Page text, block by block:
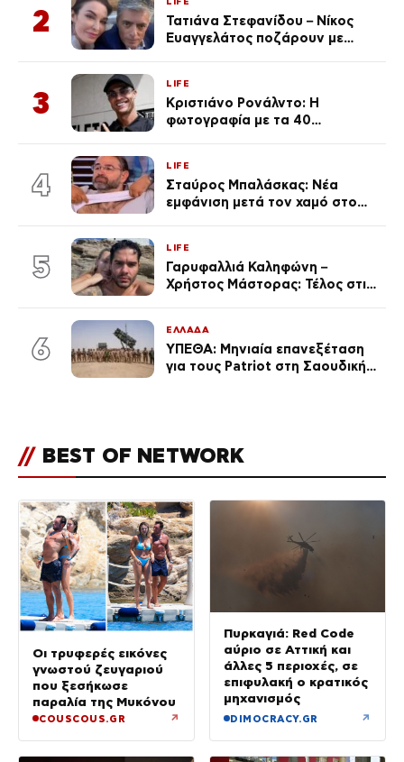
2
Τατιάνα Στεφανίδου – Νίκος
Ευαγγελάτος ποζάρουν με
3
LIFE
Κριστιάνο Ρονάλντο: Η
φωτογραφία με τα 40
εκ. likes
4
LIFE
Σταύρος Μπαλάσκας: Νέα
εμφάνιση μετά τον χαμό στο
5
LIFE
Γαρυφαλλιά Καληφώνη –
Χρήστος Μάστορας: Τέλος στις
6
ΕΛΛΑΔΑ
ΥΠΕΘΑ: Μηνιαία επανεξέταση
για τους Patriot στη Σαουδική
// BEST OF NETWORK
Οι τρυφερές εικόνες
γνωστού ζευγαριού
που ξεσήκωσε
παραλία της Μυκόνου
COUSCOUS.GR ↗
Πυρκαγιά: Red Code
αύριο σε Αττική και
άλλες 5 περιοχές, σε
επιφυλακή ο κρατικός
μηχανισμός
DIMOCRACY.GR ↗